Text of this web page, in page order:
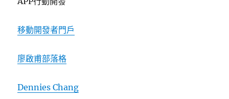
移動開發者門戶
廖啟甫部落格
Dennies Chang